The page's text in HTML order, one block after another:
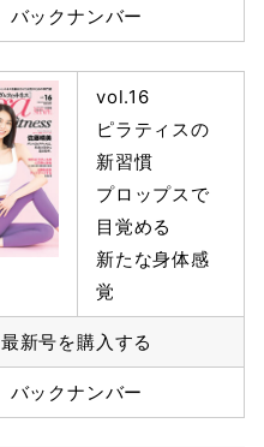
バックナンバー
vol.16
ピラティスの
新習慣
プロップスで
目覚める
新たな身体感
覚
最新号を購入する
バックナンバー